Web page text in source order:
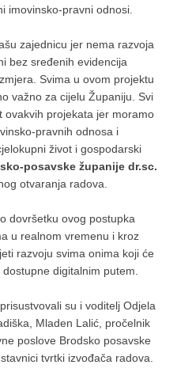
imovinsko-pravni odnosi.
zajednicu jer nema razvoja
bez sređenih evidencija
Svima u ovom projektu
važno za cijelu Županiju. Svi
ovakvih projekata jer moramo
pravnih odnosa i
život i gospodarski
posavske županije dr.sc.
otvaranja radova.
dovršetku ovog postupka
u realnom vremenu i kroz
razvoju svima onima koji će
digitalnim putem.
su i voditelj Odjela
Mladen Lalić, pročelnik
poslove Brodsko posavske
tvrtki izvođača radova.